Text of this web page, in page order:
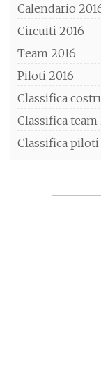
Calendario
Circuiti 2016
Team 2016
Piloti 2016
Classifica
Classifica team
Classifica piloti